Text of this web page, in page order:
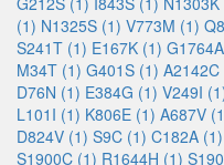
(1) N1325S (1) V773M (1)
S241T (1) E167K (1)
M34T (1) G401S (1) A2142C
D76N (1) E384G (1) V249I
L101I (1) K806E (1) A687V
D824V (1) S9C (1) C182A (1)
S1900C (1) R1644H (1)